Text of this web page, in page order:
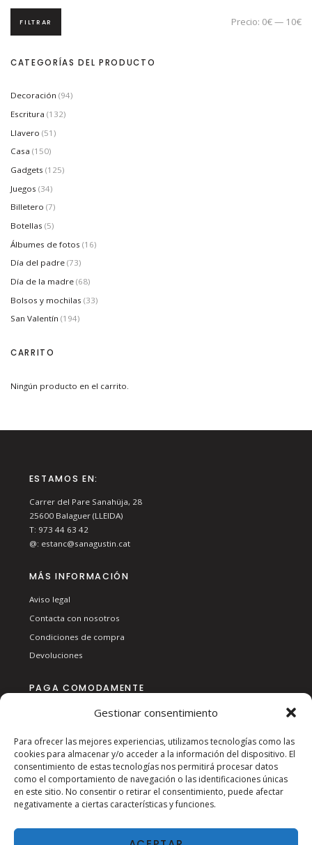
Gestionar consentimiento
Para ofrecer las mejores experiencias, utilizamos tecnologías como las
cookies para almacenar y/o acceder a la información del dispositivo. El
consentimiento de estas tecnologías nos permitirá procesar datos
como el comportamiento de navegación o las identificaciones únicas
en este sitio. No consentir o retirar el consentimiento, puede afectar
negativamente a ciertas características y funciones.
r
i
í
i
o
r
i
á
i
o
FILTRAR Precio: 0€— 10€
CATEGORÍAS DEL PRODUCTO
Decoración (94)
Escritura (132)
Llavero (51)
Casa (150)
Gadgets (125)
Juegos (34)
Billetero (7)
Botellas (5)
Álbumes de fotos (16)
Día del padre (73)
Día de la madre (68)
Bolsos y mochilas (33)
San Valentín (194)
CARRITO
Ningún producto en el carrito.
ESTAMOS EN:
Carrer del Pare Sanahüja, 28
25600 Balaguer (LLEIDA)
T: 973 44 63 42
@: estanc@sanagustin.cat
MÁS INFORMACIÓN
Aviso legal
Contacta con nosotros
Condiciones de compra
Devoluciones
PAGA COMODAMENTE
SÍGUENOS EN RSS: